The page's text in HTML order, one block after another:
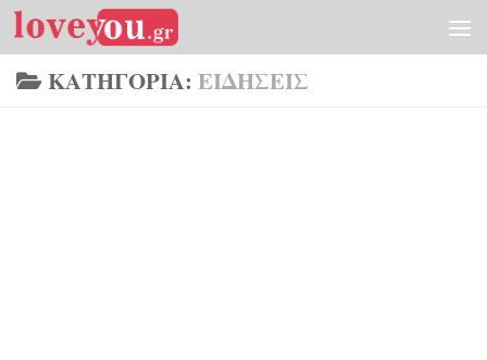
Skip to content
ΚΑΤΗΓΟΡΊΑ: ΕΙΔΉΣΕΙΣ